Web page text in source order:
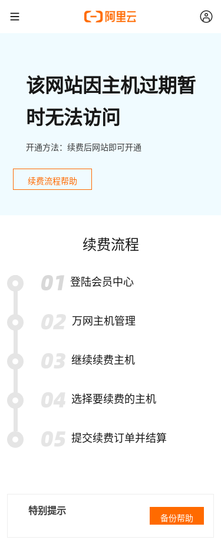
该网站因主机过期暂
时无法访问
开通方法：续费后网站即可开通
续费流程帮助
续费流程
登陆会员中心
万网主机管理
继续续费主机
选择要续费的主机
提交续费订单并结算
特别提示
备份帮助